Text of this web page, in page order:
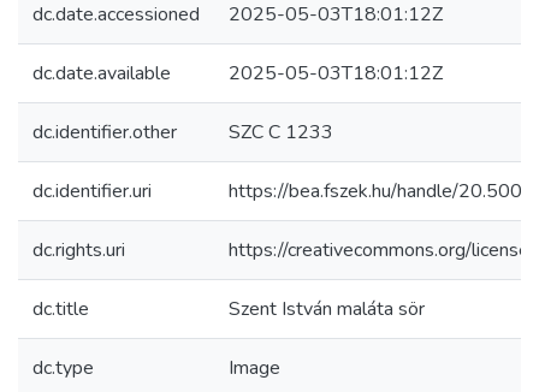
dc.date.accessioned 2025-05-03T18:01:12Z
dc.date.available 2025-05-03T18:01:12Z
dc.identifier.other SZC C 1233
dc.identifier.uri https://bea.fszek.hu/handle/
dc.rights.uri https://creativecommons.org/
dc.title Szent István maláta sör
dc.type Image